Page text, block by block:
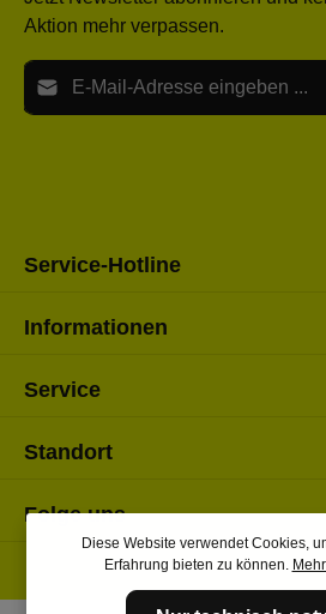
Aktion mehr verpassen.
E-Mail-Adresse*
Service-Hotline
Informationen
Service
Standort
Folge uns
Diese Website verwendet Cookies,
Erfahrung bieten zu können.